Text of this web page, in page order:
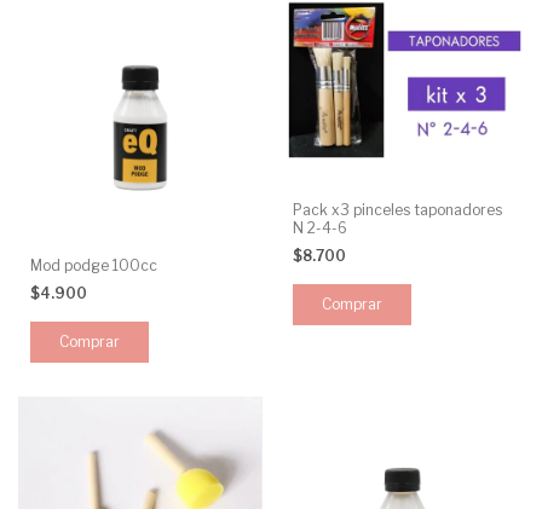
Mod podge 100cc
$4.900
Pack x3 pinceles taponadores
N 2-4-6
$8.700